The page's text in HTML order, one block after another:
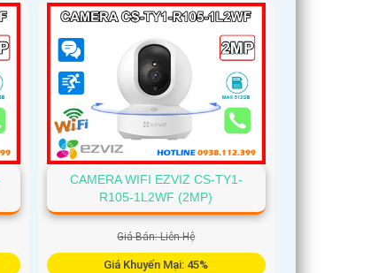
CAMERA WIFI EZVIZ CS-TY1-
R105-1L2WF (2MP)
Giá Bán: Liên Hệ
Giá Khuyến Mại: 45%